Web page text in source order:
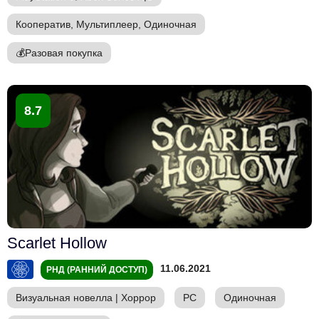
Кооператив, Мультиплеер, Одиночная
💰Разовая покупка
8.7
Scarlet Hollow
РНД (РАННИЙ ДОСТУП) 11.06.2021
Визуальная новелла | Хоррор PC Одиночная